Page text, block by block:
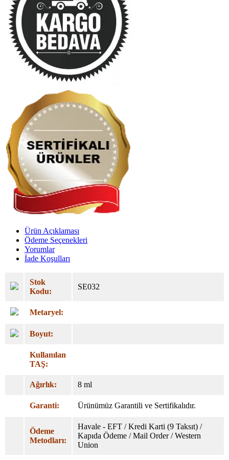
Ürün Açıklaması
Ödeme Seçenekleri
Yorumlar
İade Koşulları
Stok
Kodu:
SE032
Metaryel:
Boyut:
Kullanılan
TAŞ:
Ağırlık: 8 ml
Garanti: Ürünümüz Garantili ve Sertifikalıdır.
Ödeme
Metodları:
Havale - EFT / Kredi Karti (9 Taksıt) /
Kapıda Ödeme / Mail Order / Western
Union